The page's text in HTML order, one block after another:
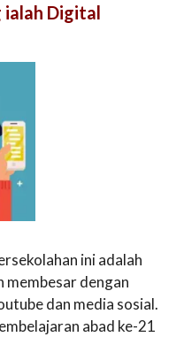
ialah Digital
ini adalah
membesar dengan
dan media sosial.
abad ke-21